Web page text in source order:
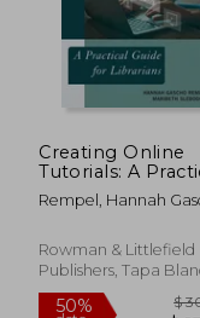
40%
dcto. $
Creating Online
Tutorials: A
Guide for
(en Inglés)
Rempel, Hannah
Rowman & Littlefield
Publishers, Tapa
Nuevo